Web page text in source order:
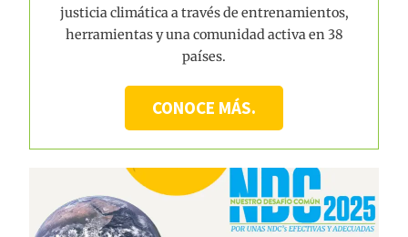
justicia climática a través de entrenamientos,
herramientas y una comunidad activa en 38
países.
CONOCE MÁS.